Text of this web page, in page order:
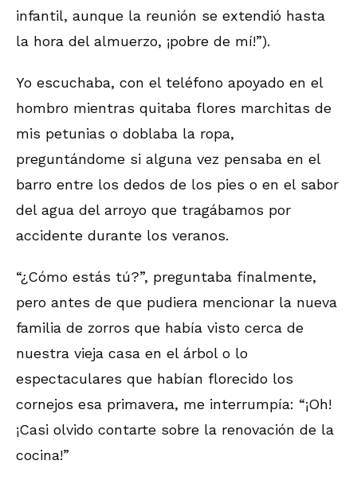
infantil, aunque la reunión se extendió hasta
la hora del almuerzo, ¡pobre de mí!”).
Yo escuchaba, con el teléfono apoyado en el
hombro mientras quitaba flores marchitas de
mis petunias o doblaba la ropa,
preguntándome si alguna vez pensaba en el
barro entre los dedos de los pies o en el sabor
del agua del arroyo que tragábamos por
accidente durante los veranos.
“¿Cómo estás tú?”, preguntaba finalmente,
pero antes de que pudiera mencionar la nueva
familia de zorros que había visto cerca de
nuestra vieja casa en el árbol o lo
espectaculares que habían florecido los
cornejos esa primavera, me interrumpía: “¡Oh!
¡Casi olvido contarte sobre la renovación de la
cocina!”